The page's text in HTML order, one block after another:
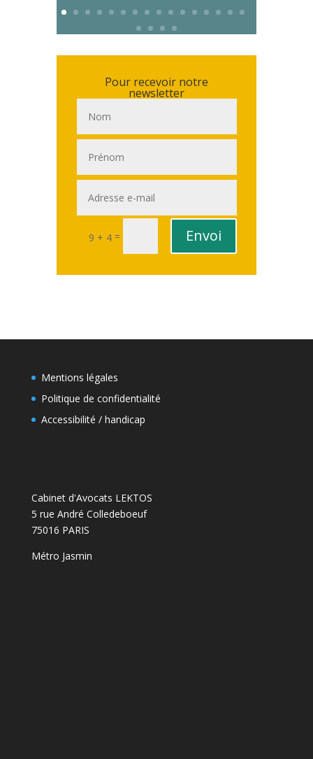
Pour recevoir notre
newsletter
9 + 4= Envoi
Mentions légales
Politique de confidentialité
Accessibilité / handicap
Cabinet d'Avocats LEKTOS
5 rue André Colledeboeuf
75016 PARIS
Métro Jasmin